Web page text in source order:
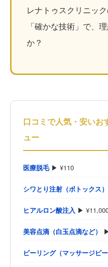
レナトゥスクリニッ
「確かな技術」で、
か？
口コミで人気・安いお
ュー
医療脱毛▶ ¥110
シワとり注射（ボトックス）
ヒアルロン酸注入 ▶
美容点滴（白玉点滴など）
ピーリング（マッサージピー